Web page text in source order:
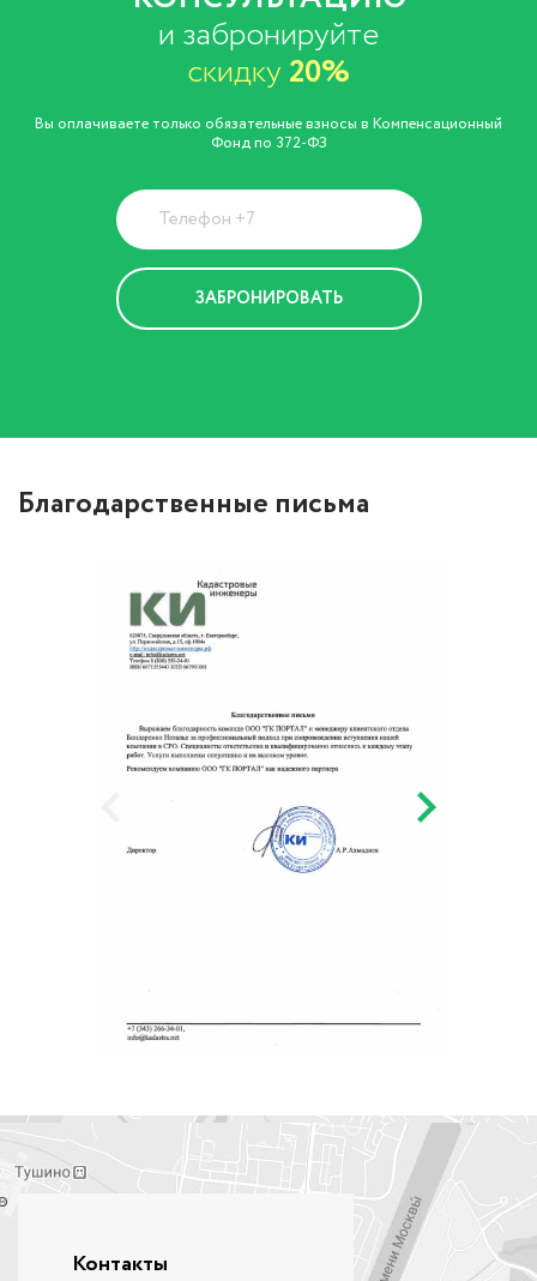
и забронируйте
скидку 20%
Вы оплачиваете только обязательные взносы в Компенсационный
Фонд по 372-ФЗ
Благодарственные письма
Контакты